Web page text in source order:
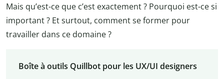
Mais qu’est-ce que c’est exactement ? Pourquoi est-ce si
important ? Et surtout, comment se former pour
travailler dans ce domaine ?
Boîte à outils Quillbot pour les UX/UI designers